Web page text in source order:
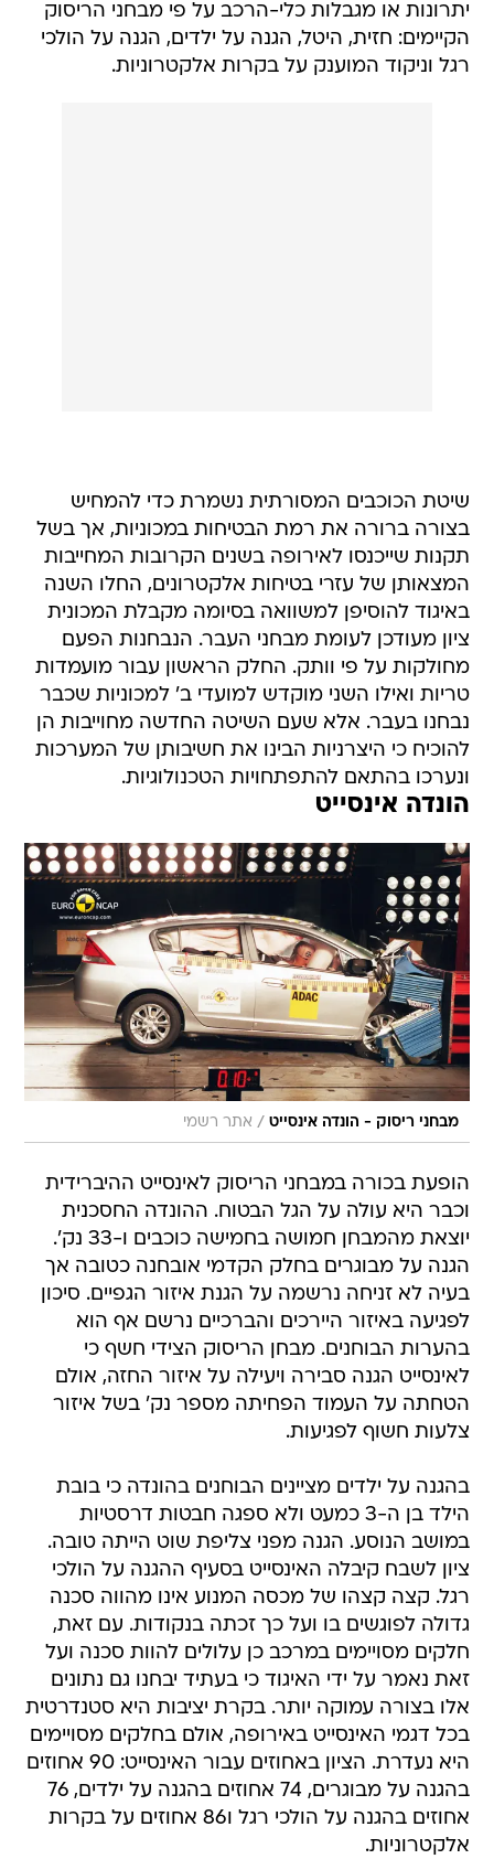
יתרונות או מגבלות כלי-הרכב על פי מבחני הריסוק
הקיימים: חזית, היטל, הגנה על ילדים, הגנה על הולכי
רגל וניקוד המוענק על בקרות אלקטרוניות.
שיטת הכוכבים המסורתית נשמרת כדי להמחיש
בצורה ברורה את רמת הבטיחות במכוניות, אך בשל
תקנות שייכנסו לאירופה בשנים הקרובות המחייבות
המצאותן של עזרי בטיחות אלקטרונים, החלו השנה
באיגוד להוסיפן למשוואה בסיומה מקבלת המכונית
ציון מעודכן לעומת מבחני העבר. הנבחנות הפעם
מחולקות על פי וותק. החלק הראשון עבור מועמדות
טריות ואילו השני מוקדש למועדי ב' למכוניות שכבר
נבחנו בעבר. אלא שעם השיטה החדשה מחוייבות הן
להוכיח כי היצרניות הבינו את חשיבותן של המערכות
ונערכו בהתאם להתפתחויות הטכנולוגיות.
הונדה אינסייט
מבחני ריסוק - הונדה אינסייט / אתר רשמי
הופעת בכורה במבחני הריסוק לאינסייט ההיברידית
וכבר היא עולה על הגל הבטוח. ההונדה החסכנית
יוצאת מהמבחן חמושה בחמישה כוכבים ו-33 נק'.
הגנה על מבוגרים בחלק הקדמי אובחנה כטובה אך
בעיה לא זניחה נרשמה על הגנת איזור הגפיים. סיכון
לפגיעה באיזור היירכים והברכיים נרשם אף הוא
בהערות הבוחנים. מבחן הריסוק הצידי חשף כי
לאינסייט הגנה סבירה ויעילה על איזור החזה, אולם
הטחתה על העמוד הפחיתה מספר נק' בשל איזור
צלעות חשוף לפגיעות.
בהגנה על ילדים מציינים הבוחנים בהונדה כי בובת
הילד בן ה-3 כמעט ולא ספגה חבטות דרסטיות
במושב הנוסע. הגנה מפני צליפת שוט הייתה טובה.
ציון לשבח קיבלה האינסייט בסעיף ההגנה על הולכי
רגל. קצה קצהו של מכסה המנוע אינו מהווה סכנה
גדולה לפוגשים בו ועל כך זכתה בנקודות. עם זאת,
חלקים מסויימים במרכב כן עלולים להוות סכנה ועל
זאת נאמר על ידי האיגוד כי בעתיד יבחנו גם נתונים
אלו בצורה עמוקה יותר. בקרת יציבות היא סטנדרטית
בכל דגמי האינסייט באירופה, אולם בחלקים מסויימים
היא נעדרת. הציון באחוזים עבור האינסייט: 90 אחוזים
בהגנה על מבוגרים, 74 אחוזים בהגנה על ילדים, 76
אחוזים בהגנה על הולכי רגל ו86 אחוזים על בקרות
אלקטרוניות.